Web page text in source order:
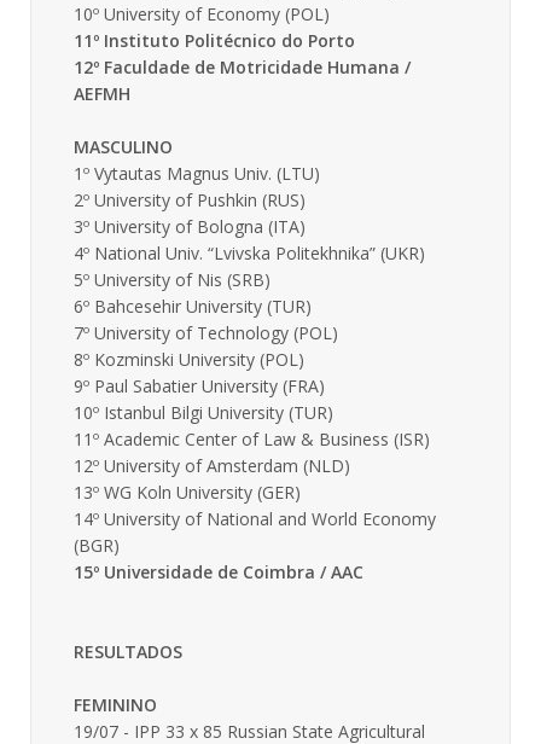
10º University of Economy (POL)
11º Instituto Politécnico do Porto
12º Faculdade de Motricidade Humana /
AEFMH
MASCULINO
1º Vytautas Magnus Univ. (LTU)
2º University of Pushkin (RUS)
3º University of Bologna (ITA)
4º National Univ. “Lvivska Politekhnika” (UKR)
5º University of Nis (SRB)
6º Bahcesehir University (TUR)
7º University of Technology (POL)
8º Kozminski University (POL)
9º Paul Sabatier University (FRA)
10º Istanbul Bilgi University (TUR)
11º Academic Center of Law & Business (ISR)
12º University of Amsterdam (NLD)
13º WG Koln University (GER)
14º University of National and World Economy
(BGR)
15º Universidade de Coimbra / AAC
RESULTADOS
FEMININO
19/07 - IPP 33 x 85 Russian State Agricultural